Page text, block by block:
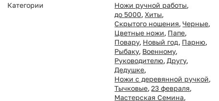
Категории
Ножи ручной работы,
до 5000, Хиты,
Скрытого ношения, Черные,
Цветные ножи, Папе,
Повару, Новый год, Парню,
Рыбаку, Военному,
Руководителю, Другу,
Дедушке,
Ножи с деревянной ручкой,
Тычковые, 23 февраля,
Мастерская Семина,